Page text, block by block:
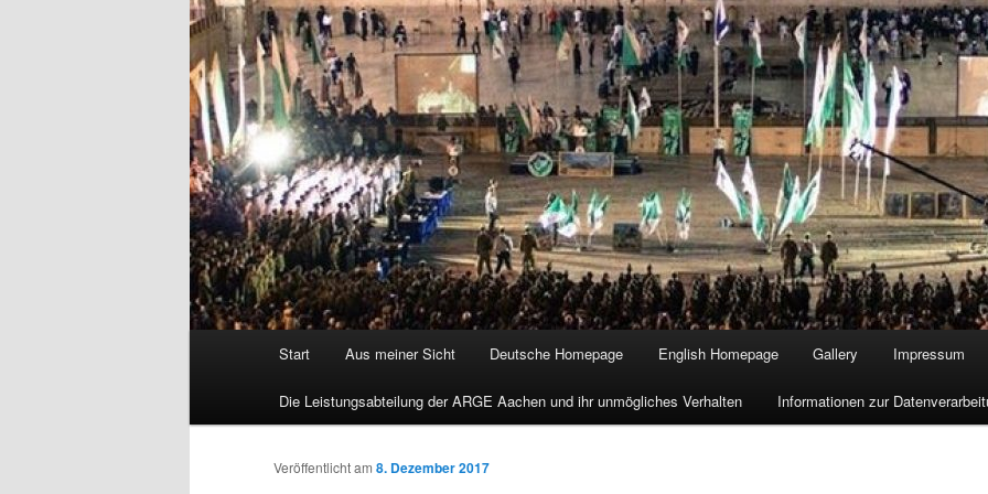
Start Aus meiner Sicht Deutsche Homepage English Homepage Gallery Impressum
Die Leistungsabteilung der ARGE Aachen und ihr unmögliches Verhalten Informationen zur
Veröffentlicht am 8. Dezember 2017